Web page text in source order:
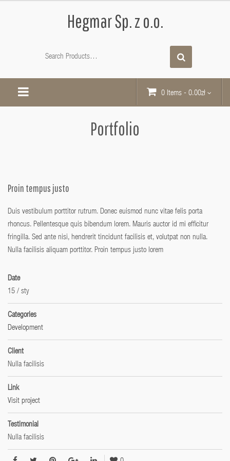
Hegmar Sp. z o.o.
0 Items - 0.00zł
Portfolio
Proin tempus justo
Duis vestibulum porttitor rutrum. Donec euismod nunc vitae felis porta
rhoncus. Pellentesque quis bibendum lorem. Mauris auctor id mi efficitur
fringilla. Sed ante nisi, hendrerit tincidunt facilisis et, volutpat non nulla.
Nulla facilisis aliquam porttitor. Proin tempus justo lorem
Date
15 / sty
Categories
Development
Client
Nulla facilisis
Link
Visit project
Testimonial
Nulla facilisis